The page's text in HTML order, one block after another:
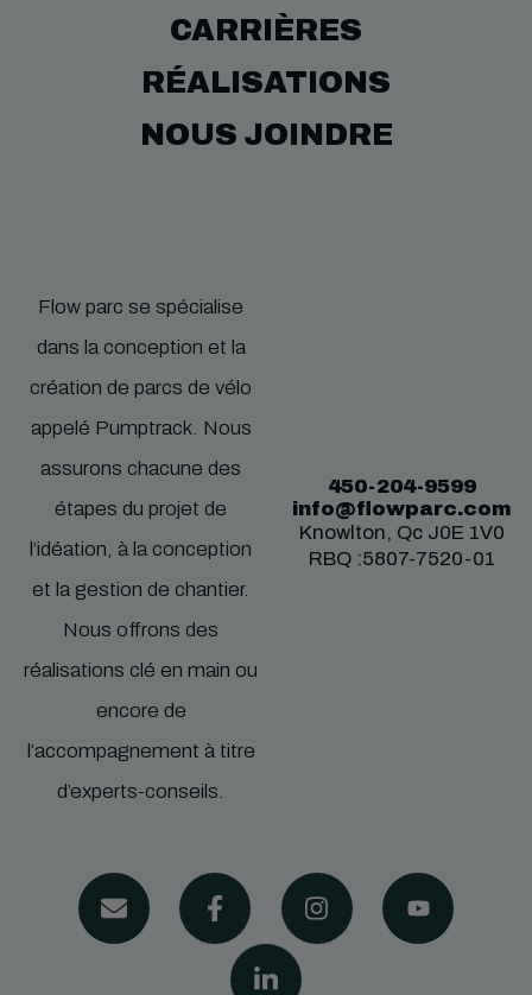
CARRIÈRES
RÉALISATIONS
NOUS JOINDRE
Flow parc se spécialise
dans la conception et la
création de parcs de vélo
appelé Pumptrack. Nous
assurons chacune des
étapes du projet de
l’idéation, à la conception
et la gestion de chantier.
Nous offrons des
réalisations clé en main ou
encore de
l’accompagnement à titre
d’experts-conseils.
450-204-9599
info@flowparc.com
Knowlton, Qc J0E 1V0
RBQ :5807-7520-01